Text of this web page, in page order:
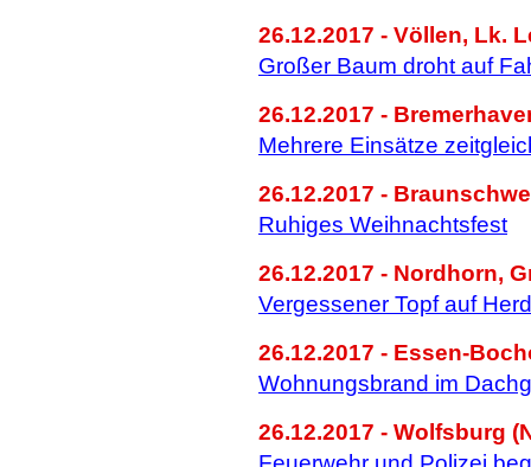
26.12.2017 - Völlen, Lk.
Großer Baum droht auf
26.12.2017 -
Mehrere Einsätze
26.12.2017 -
Ruhiges Weihnachtsfest
26.12.2017 - Nordhorn,
Vergessener Topf auf Herd
26.12.2017 - Essen-
Wohnungsbrand im
26.12.2017 - Wolfsburg